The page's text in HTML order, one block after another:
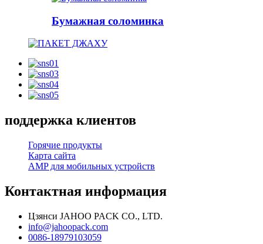
Бумажная соломинка
поддержка клиентов
Горячие продукты
Карта сайта
AMP для мобильных устройств
Контактная информация
Цзянси JAHOO PACK CO., LTD.
info@jahoopack.com
0086-18979103059